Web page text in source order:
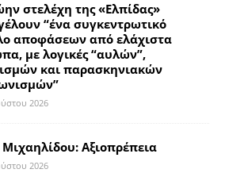
στελέχη της «Ελπίδας»
“ένα συγκεντρωτικό
αποφάσεων από ελάχιστα
με λογικές “αυλών”,
και παρασκηνιακών
2026
Αξιοπρέπεια
2026